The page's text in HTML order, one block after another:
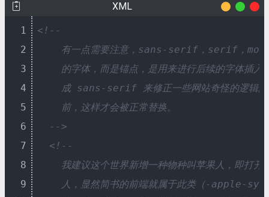
XML
1
2
3
4
5
6
7
8
9
<!--
有一点需要注意，sans-serif，serif，
的字体，而是锚点，是用来进行后续的字体插入
成 sans-serif 来修正一些网站奇怪的逻辑
    前，这样才会被正常替换。
  -->
<!--
我建议这个世界新增一种物种叫苹果人，即打开
人，显然简书的前端就属于此类（-apple-